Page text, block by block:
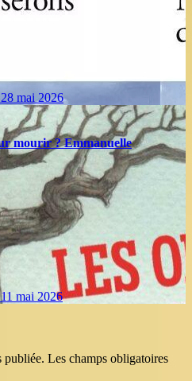
28 mai 2026
mourir ? Emmanuelle
11 mai 2026
publiée. Les champs obligatoires